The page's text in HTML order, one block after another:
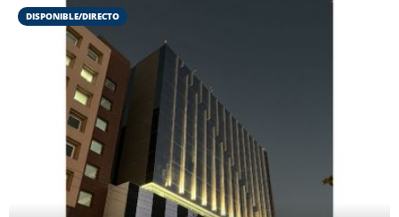
DISPONIBLE/DIRECTO